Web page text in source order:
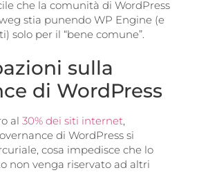
che la comunità di WordPress
stia punendo WP Engine (e
solo per il “bene comune”.
sulla
di WordPress
al 30% dei siti internet,
di WordPress si
cosa impedisce che lo
non venga riservato ad altri